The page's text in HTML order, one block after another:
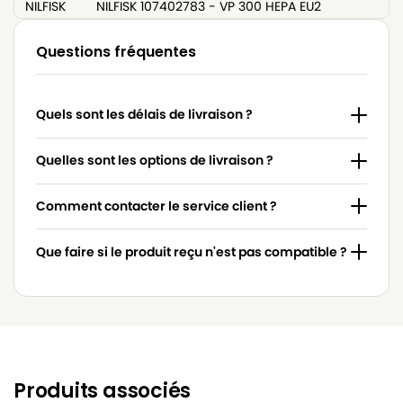
NILFISK
NILFISK 107402783 - VP 300 HEPA EU2
NILFISK 107402785 - VP300 HEPA AU/NZ
NILFISK
NILFISK 107402787
NILFISK
NILFISK 107402787 - SALTIX 10
NILFISK
NILFISK 107402787 - SALTIX 10Sauger
NILFISK
NILFISK 107405588 - SALTIX 10 UK
NILFISK
NILFISK 107406530 - VP300 HEPA JP
NILFISK
NILFISK 107407221 - GD 930Q JP
Questions fréquentes
Quels sont les délais de livraison ?
Quelles sont les options de livraison ?
Comment contacter le service client ?
Que faire si le produit reçu n'est pas compatible ?
Produits associés